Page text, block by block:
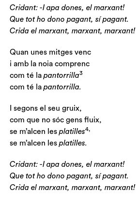
Cridant: -I apa dones, el marxant!
Que tot ho dono pagant, sí pagant.
Crida el marxant, marxant, marxant!
Quan unes mitges venc
i amb la noia comprenc
com té la pantorrilla3
com té la pantorrilla.
I segons el seu gruix,
com que no sóc gens fluix,
se m’alcen les platilles4,
se m’alcen les platilles.
Cridant: -I apa dones, el marxant!
Que tot ho dono pagant, sí pagant.
Crida el marxant, marxant, marxant!